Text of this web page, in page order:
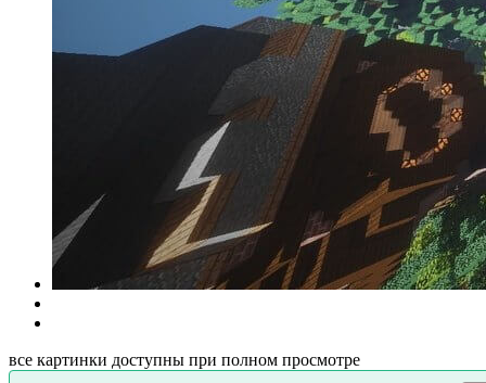
все картинки доступны при полном просмотре